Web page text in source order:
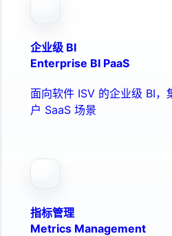
企业级 BI
Enterprise BI PaaS
面向软件 ISV 的企业级 BI，
户 SaaS 场景
指标管理
Metrics Management